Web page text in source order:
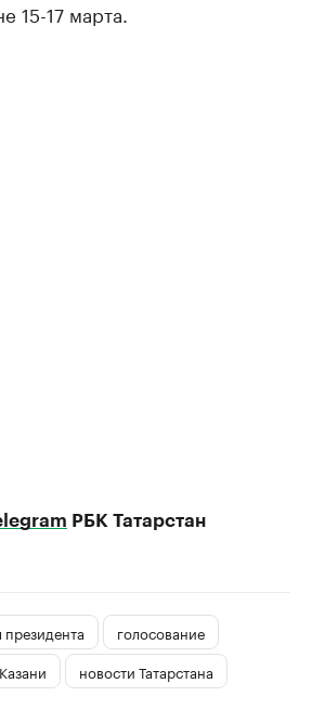
15-17 марта.
РБК Татарстан
голосование
новости Татарстана